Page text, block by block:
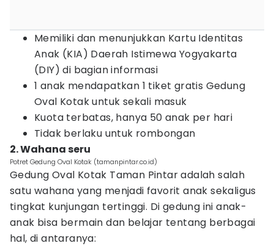
Memiliki dan menunjukkan Kartu Identitas
Anak (KIA) Daerah Istimewa Yogyakarta
(DIY) di bagian informasi
1 anak mendapatkan 1 tiket gratis Gedung
Oval Kotak untuk sekali masuk
Kuota terbatas, hanya 50 anak per hari
Tidak berlaku untuk rombongan
2. Wahana seru
Potret Gedung Oval Kotak (tamanpintar.co.id)
Gedung Oval Kotak Taman Pintar adalah salah
satu wahana yang menjadi favorit anak sekaligus
tingkat kunjungan tertinggi. Di gedung ini anak-
anak bisa bermain dan belajar tentang berbagai
hal, di antaranya: